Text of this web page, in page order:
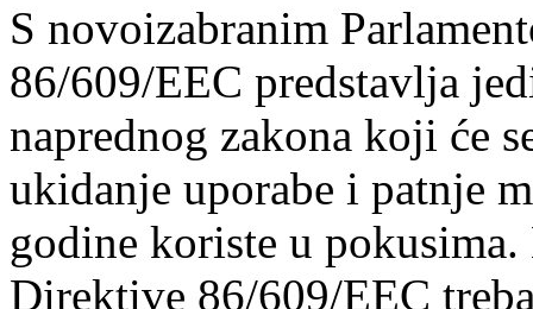
S novoizabranim
86/609/EEC predstavlja
naprednog zakona koji će
ukidanje uporabe i patnje
godine koriste u
Direktive 86/609/EEC